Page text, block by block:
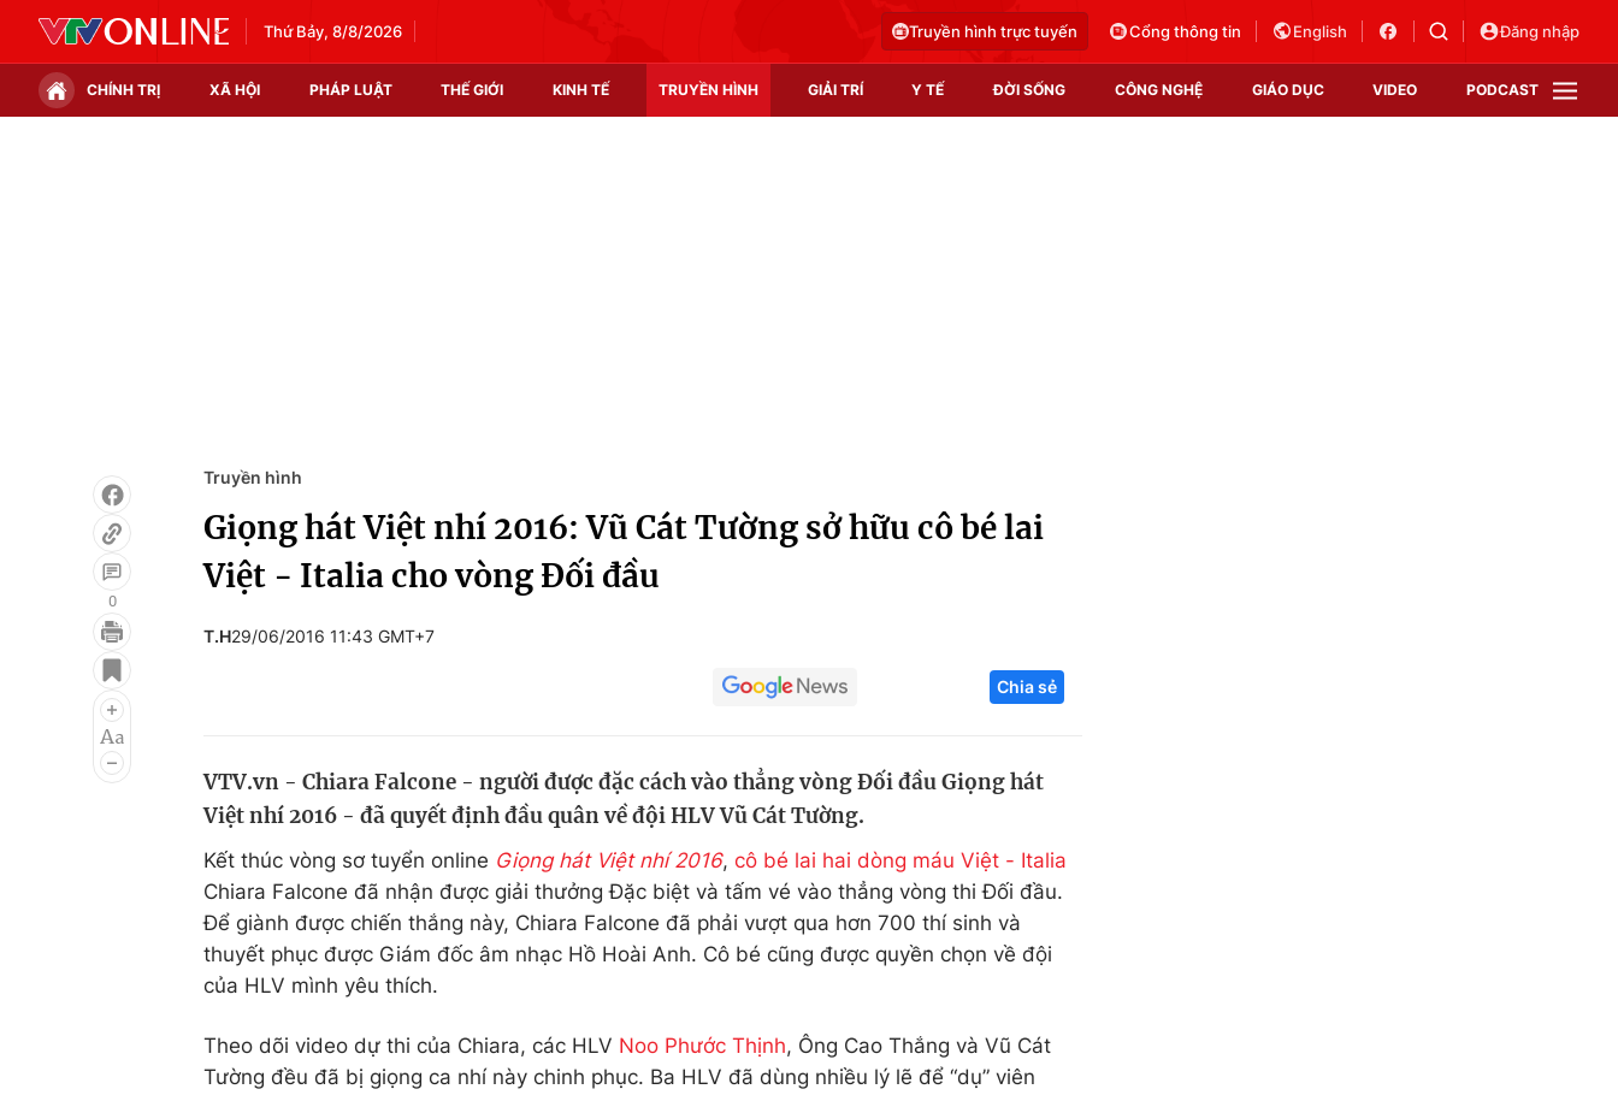
Thứ Bảy, 8/8/2026 Truyền hình trực tuyến Cổng thông tin English Đăng nhập
CHÍNH TRỊ XÃ HỘI PHÁP LUẬT THẾ GIỚI KINH TẾ TRUYỀN HÌNH GIẢI TRÍ Y TẾ ĐỜI SỐNG CÔNG NGHỆ GIÁO DỤC VIDEO PODCAST
Infographic
Điện ảnh
Âm nhạc
Chất lượng cuộc sống
Tuyển sinh
Hitech Công nghệ tương lai
Thị trường
0
Truyền hình
Giọng hát Việt nhí 2016: Vũ Cát Tường sở hữu cô bé lai
Việt - Italia cho vòng Đối đầu
T.H29/06/2016 11:43 GMT+7
Chia sẻ
VTV.vn - Chiara Falcone - người được đặc cách vào thẳng vòng Đối đầu Giọng hát
Việt nhí 2016 - đã quyết định đầu quân về đội HLV Vũ Cát Tường.
Kết thúc vòng sơ tuyển online Giọng hát Việt nhí 2016, cô bé lai hai dòng máu Việt - Italia
Chiara Falcone đã nhận được giải thưởng Đặc biệt và tấm vé vào thẳng vòng thi Đối đầu.
Để giành được chiến thắng này, Chiara Falcone đã phải vượt qua hơn 700 thí sinh và
thuyết phục được Giám đốc âm nhạc Hồ Hoài Anh. Cô bé cũng được quyền chọn về đội
của HLV mình yêu thích.
Theo dõi video dự thi của Chiara, các HLV Noo Phước Thịnh, Ông Cao Thắng và Vũ Cát
Tường đều đã bị giọng ca nhí này chinh phục. Ba HLV đã dùng nhiều lý lẽ để “dụ” viên